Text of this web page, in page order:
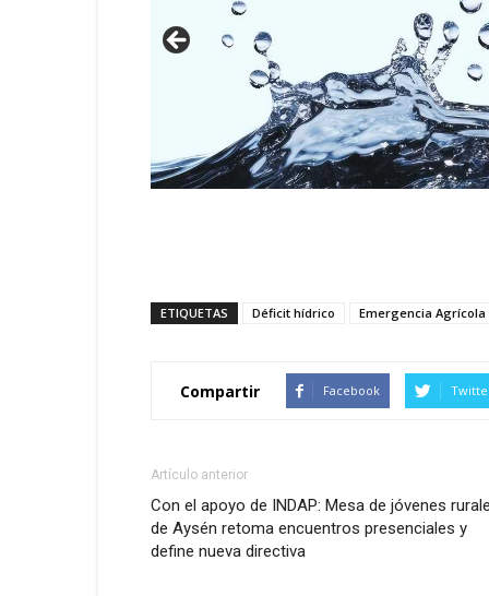
ETIQUETAS Déficit hídrico Emergencia Agrícola
Compartir Facebook
Artículo anterior
Con el apoyo de INDAP: Mesa de jóvenes
de Aysén retoma encuentros presenciales y
define nueva directiva